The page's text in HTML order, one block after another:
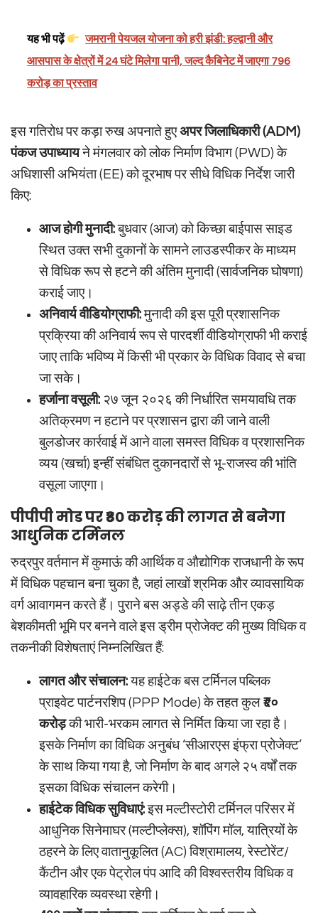
यह भी पढ़ें
जमरानी पेयजल योजना को हरी झंडी: हल्द्वानी और
आसपास के क्षेत्रों में 24 घंटे मिलेगा पानी, जल्द कैबिनेट में जाएगा 796
करोड़ का प्रस्ताव
इस गतिरोध पर कड़ा रुख अपनाते हुएअपर जिलाधिकारी (ADM)
पंकज उपाध्यायने मंगलवार को लोक निर्माण विभाग (PWD) के
अधिशासी अभियंता (EE) को दूरभाष पर सीधे विधिक निर्देश जारी
किए:
आज होगी मुनादी:बुधवार (आज) को किच्छा बाईपास साइड
स्थित उक्त सभी दुकानों के सामने लाउडस्पीकर के माध्यम
से विधिक रूप से हटने की अंतिम मुनादी (सार्वजनिक घोषणा)
कराई जाए।
अनिवार्य वीडियोग्राफी:मुनादी की इस पूरी प्रशासनिक
प्रक्रिया की अनिवार्य रूप से पारदर्शी वीडियोग्राफी भी कराई
जाए ताकि भविष्य में किसी भी प्रकार के विधिक विवाद से बचा
जा सके।
हर्जाना वसूली: २७ जून २०२६ की निर्धारित समयावधि तक
अतिक्रमण न हटाने पर प्रशासन द्वारा की जाने वाली
बुलडोजर कार्रवाई में आने वाला समस्त विधिक व प्रशासनिक
व्यय (खर्चा) इन्हीं संबंधित दुकानदारों से भू-राजस्व की भांति
वसूला जाएगा।
पीपीपी मोड पर ₹80 करोड़ की लागत से बनेगा
आधुनिक टर्मिनल
रुद्रपुर वर्तमान में कुमाऊं की आर्थिक व औद्योगिक राजधानी के रूप
में विधिक पहचान बना चुका है, जहां लाखों श्रमिक और व्यावसायिक
वर्ग आवागमन करते हैं। पुराने बस अड्डे की साढ़े तीन एकड़
बेशकीमती भूमि पर बनने वाले इस ड्रीम प्रोजेक्ट की मुख्य विधिक व
तकनीकी विशेषताएं निम्नलिखित हैं:
लागत और संचालन:यह हाईटेक बस टर्मिनल पब्लिक
प्राइवेट पार्टनरशिप (PPP Mode) के तहत कुल ₹८०
करोड़की भारी-भरकम लागत से निर्मित किया जा रहा है।
इसके निर्माण का विधिक अनुबंध ‘सीआरएस इंफ्रा प्रोजेक्ट’
के साथ किया गया है, जो निर्माण के बाद अगले २५ वर्षों तक
इसका विधिक संचालन करेगी।
हाईटेक विधिक सुविधाएं:इस मल्टीस्टोरी टर्मिनल परिसर में
आधुनिक सिनेमाघर (मल्टीप्लेक्स), शॉपिंग मॉल, यात्रियों के
ठहरने के लिए वातानुकूलित (AC) विश्रामालय, रेस्टोरेंट/
कैंटीन और एक पेट्रोल पंप आदि की विश्वस्तरीय विधिक व
व्यावहारिक व्यवस्था रहेगी।